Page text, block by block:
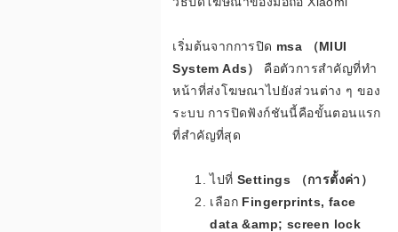
เริ่มต้นจากการปิด msa （MIUI
System Ads）
คือตัวการสำคัญที่ทำ
หน้าที่ส่งโฆษณาไปยังส่วนต่าง ๆ ของ
ระบบ การปิดฟังก์ชันนี้คือขั้นตอนแรก
ที่สำคัญที่สุด
ไปที่Settings （การตั้งค่า）
เลือก Fingerprints, face
data &amp; screen lock